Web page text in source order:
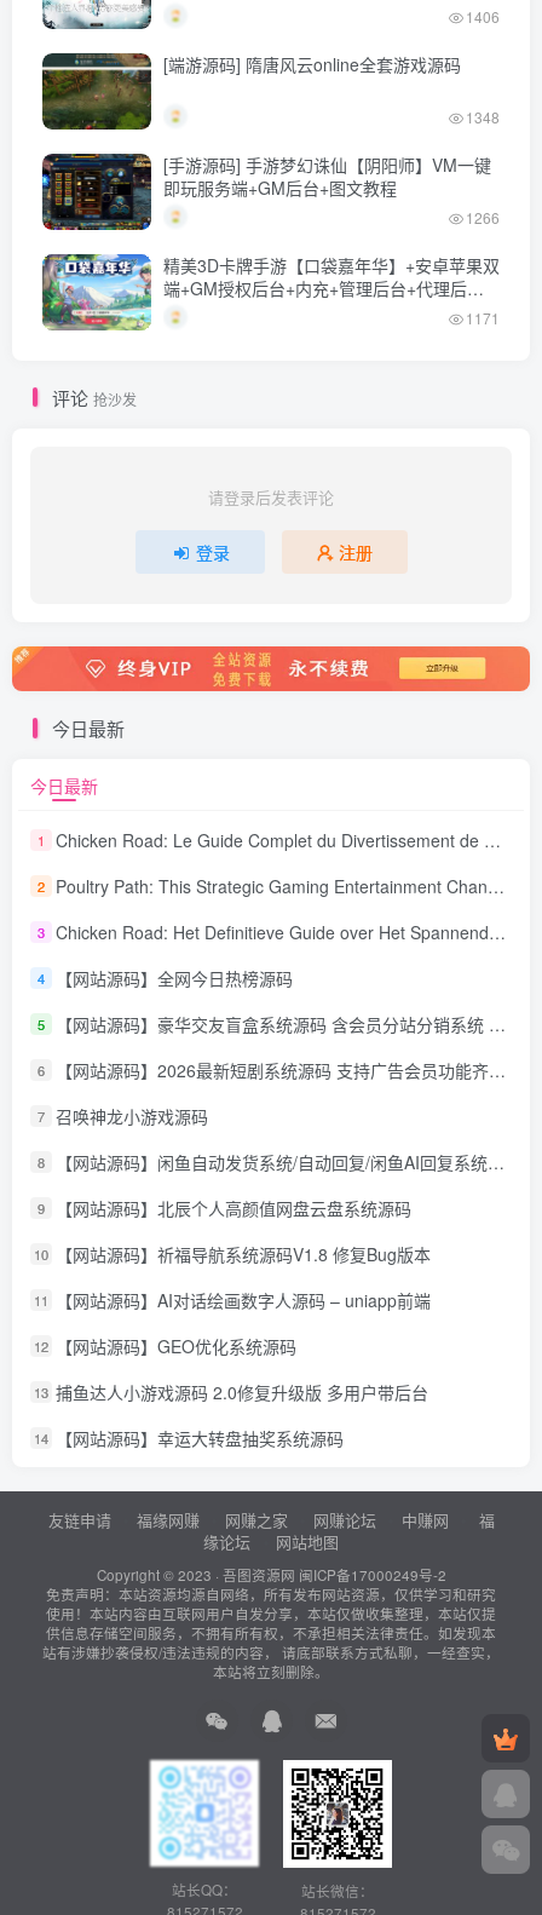
1406
[端游源码] 隋唐风云online全套游戏源码
1348
[手游源码] 手游梦幻诛仙【阴阳师】VM一键
即玩服务端+GM后台+图文教程
1266
精美3D卡牌手游【口袋嘉年华】+安卓苹果双
端+GM授权后台+内充+管理后台+代理后台
+Linux一键全自动搭建脚本+Linux手工服务
1171
评论 抢沙发
请登录后发表评论
登录 注册
今日最新
今日最新
1 Chicken Road: Le Guide Complet du Divertissement de Maison de Jeu Stratégique
2 Poultry Path: This Strategic Gaming Entertainment Changing Sequence Forecasting
3 Chicken Road: Het Definitieve Guide over Het Spannende Gokspel
4 【网站源码】全网今日热榜源码
5 【网站源码】豪华交友盲盒系统源码 含会员分站分销系统 可易支付
6 【网站源码】2026最新短剧系统源码 支持广告会员功能齐全短剧源码
7 召唤神龙小游戏源码
8 【网站源码】闲鱼自动发货系统/自动回复/闲鱼AI回复系统源码
9 【网站源码】北辰个人高颜值网盘云盘系统源码
10 【网站源码】祈福导航系统源码V1.8 修复Bug版本
11 【网站源码】AI对话绘画数字人源码 – uniapp前端
12 【网站源码】GEO优化系统源码
13 捕鱼达人小游戏源码 2.0修复升级版 多用户带后台
14 【网站源码】幸运大转盘抽奖系统源码
友链申请 福缘网赚 网赚之家 网赚论坛 中赚网
福
缘论坛
网站地图
Copyright © 2023 · 吾图资源网 闽ICP备17000249号-2
免责声明：本站资源均源自网络，所有发布网站资源，仅供学习和研究
使用！本站内容由互联网用户自发分享，本站仅做收集整理，本站仅提
供信息存储空间服务，不拥有所有权，不承担相关法律责任。如发现本
站有涉嫌抄袭侵权/违法违规的内容， 请底部联系方式私聊，一经查实，
本站将立刻删除。
站长QQ：
站长微信：